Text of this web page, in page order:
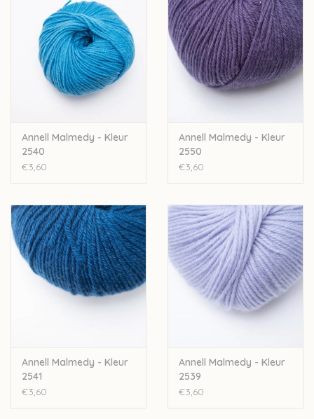
bijbestellen op vraag.
Annell Malmedy - Kleur
2540
€3,60
Annell Malmedy - Kleur
2550
€3,60
Annell Malmedy - Kleur
2541
€3,60
Annell Malmedy - Kleur
2539
€3,60